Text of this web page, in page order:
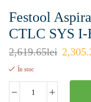
Festool
CTLC SYS
2,619.65lei
În stoc